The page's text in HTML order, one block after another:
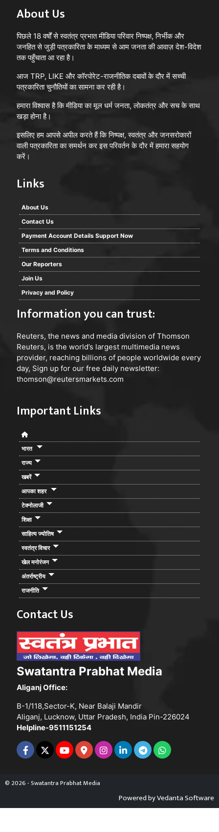
About Us
पिछले 18 वर्षों से स्वतंत्र प्रभात मीडिया परिवार निष्पक्ष, निर्भीक और
जनहित से जुड़ी पत्रकारिता के माध्यम से आम जनता की आवाज़ देश-विदेश
तक पहुँचाता आ रहा है।
आज TRP, LIKE और कॉरपोरेट-राजनीतिक दबावों के दौर में सच्ची
पत्रकारिता चुनौतियों का सामना कर रही है।
हमारा विश्वास है कि मीडिया का मूल धर्म जनता, लोकतंत्र और सच के साथ
खड़ा होना है।
इसलिए हम आपसे अपील करते हैं कि निष्पक्ष, स्वतंत्र और जनसरोकारों
वाली पत्रकारिता का समर्थन कर इस परिवर्तन के दौर में हमारा सहयोग
करें।
Links
About Us
Contact Us
Payment Account Details Support Now
Terms and Conditions
Our Reporters
Join Us
Privacy and Policy
Information you can trust:
Reuters, the news and media division of Thomson
Reuters, is the world’s largest multimedia news
provider, reaching billions of people worldwide every
day, Sign up for our free daily newsletter:
thomson@reutersmarkets.com
Important Links
भारत
राज्य
खबरें
आपका शहर
टेक्नोलाजी
शिक्षा
साहित्य ज्योतिष
स्वतंत्र विचार
खेल मनोरंजन
अंतर्राष्ट्रीय
राजनीति
Contact Us
Swatantra Prabhat Media
Aliganj Office:
B-1/118,Sector-K, Near Balaji Mandir
Aliganj, Lucknow, Uttar Pradesh, India Pin-226024
Helpline-9511151254
© 2026 - Swatantra Prabhat Media
Powered byVedanta Software